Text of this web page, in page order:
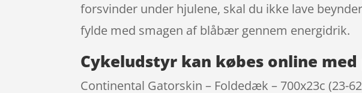
forsvinder under hjulene, skal du ikke lave
fylde med smagen af blåbær gennem energidrik.
Cykeludstyr kan købes online
Continental Gatorskin – Foldedæk – 700x23c (23-